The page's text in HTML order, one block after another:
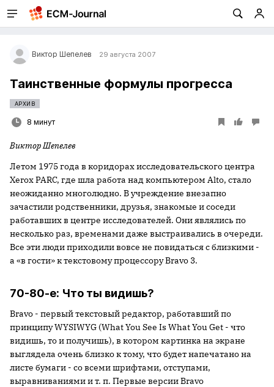
Виктор Шепелев 29 августа 2007
Таинственные формулы прогресса
АРХИВ
8 минут
Виктор Шепелев
Летом 1975 года в коридорах исследовательского центра
Xerox PARC, где шла работа над компьютером Alto, стало
неожиданно многолюдно. В учреждение внезапно
зачастили родственники, друзья, знакомые и соседи
работавших в центре исследователей. Они являлись по
несколько раз, временами даже выстраивались в очереди.
Все эти люди приходили вовсе не повидаться с близкими -
а «в гости» к текстовому процессору Bravo 3.
70-80-е: Что ты видишь?
Bravo - первый текстовый редактор, работавший по
принципу WYSIWYG (What You See Is What You Get - что
видишь, то и получишь), в котором картинка на экране
выглядела очень близко к тому, что будет напечатано на
листе бумаги - со всеми шрифтами, отступами,
выравниваниями и т. п. Первые версии Bravo